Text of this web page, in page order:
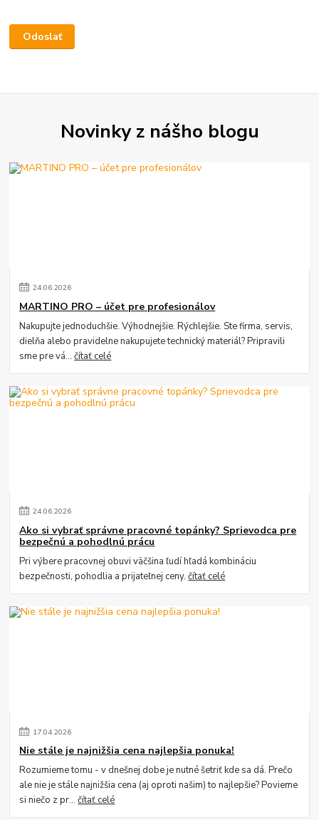
Novinky z nášho blogu
24.06.2026
MARTINO PRO – účet pre profesionálov
Nakupujte jednoduchšie. Výhodnejšie. Rýchlejšie. Ste firma, servis,
dielňa alebo pravidelne nakupujete technický materiál? Pripravili
sme pre vá...čítať celé
24.06.2026
Ako si vybrať správne pracovné topánky? Sprievodca pre
bezpečnú a pohodlnú prácu
Pri výbere pracovnej obuvi väčšina ľudí hľadá kombináciu
bezpečnosti, pohodlia a prijateľnej ceny.čítať celé
17.04.2026
Nie stále je najnižšia cena najlepšia ponuka!
Rozumieme tomu - v dnešnej dobe je nutné šetriť kde sa dá. Prečo
ale nie je stále najnižšia cena (aj oproti našim) to najlepšie? Povieme
si niečo z pr...čítať celé